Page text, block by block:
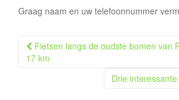
Graag naam en uw telefoonnummer
Berichtnavigatie
Fietsen langs de oudste bomen van
17 km
Drie